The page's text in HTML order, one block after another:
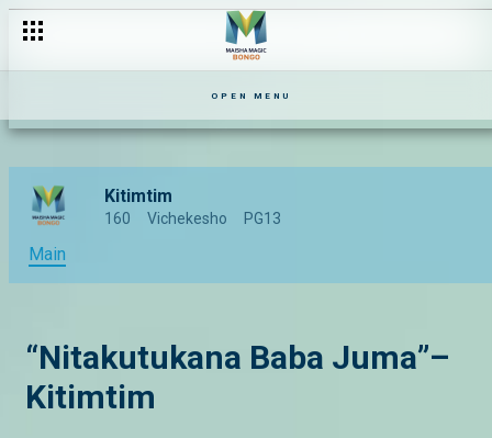
OPEN MENU
Kitimtim
160 Vichekesho PG13
Main
“Nitakutukana Baba Juma”–
Kitimtim